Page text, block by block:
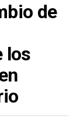
de
los